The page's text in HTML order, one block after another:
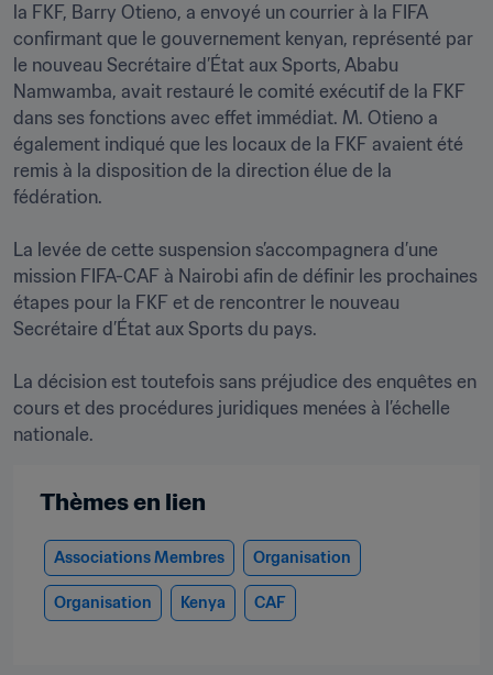
la FKF, Barry Otieno, a envoyé un courrier à la FIFA
confirmant que le gouvernement kenyan, représenté par
le nouveau Secrétaire d’État aux Sports, Ababu
Namwamba, avait restauré le comité exécutif de la FKF
dans ses fonctions avec effet immédiat. M. Otieno a
également indiqué que les locaux de la FKF avaient été
remis à la disposition de la direction élue de la
fédération.
La levée de cette suspension s’accompagnera d’une
mission FIFA-CAF à Nairobi afin de définir les prochaines
étapes pour la FKF et de rencontrer le nouveau
Secrétaire d’État aux Sports du pays.
La décision est toutefois sans préjudice des enquêtes en
cours et des procédures juridiques menées à l’échelle
Thèmes en lien
Associations Membres Organisation
Organisation Kenya CAF